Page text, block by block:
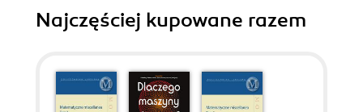
Najczęściej kupowane razem